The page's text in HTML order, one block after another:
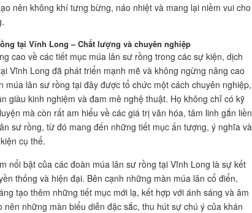
nên không khí tưng bừng, náo nhiệt và mang lại niềm vui cho
tại Vĩnh Long – Chất lượng và chuyên nghiệp
cao về các tiết mục múa lân sư rồng trong các sự kiện, dịch
Vĩnh Long đã phát triển mạnh mẽ và không ngừng nâng cao
múa lân sư rồng tại đây được tổ chức một cách chuyên nghiệp,
giàu kinh nghiệm và đam mê nghệ thuật. Họ không chỉ có kỹ
mà còn rất am hiểu về các giá trị văn hóa, tâm linh gắn liền
sư rồng, từ đó mang đến những tiết mục ấn tượng, ý nghĩa và
cụ thể.
nổi bật của các đoàn múa lân sư rồng tại Vĩnh Long là sự kết
thống và hiện đại. Bên cạnh những màn múa lân cổ điển,
tạo thêm những tiết mục mới lạ, kết hợp với ánh sáng và âm
nên những màn biểu diễn đặc sắc, thu hút sự chú ý của khán